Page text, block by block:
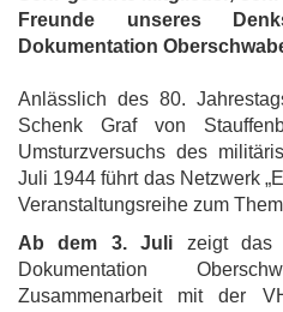
Freunde unseres
Dokumentation
Anlässlich des 80.
Schenk Graf von
Umsturzversuchs des
Juli 1944 führt das Netzwerk
Veranstaltungsreihe zum
Ab dem 3. Juli zeigt das
Dokumentation
Zusammenarbeit mit der